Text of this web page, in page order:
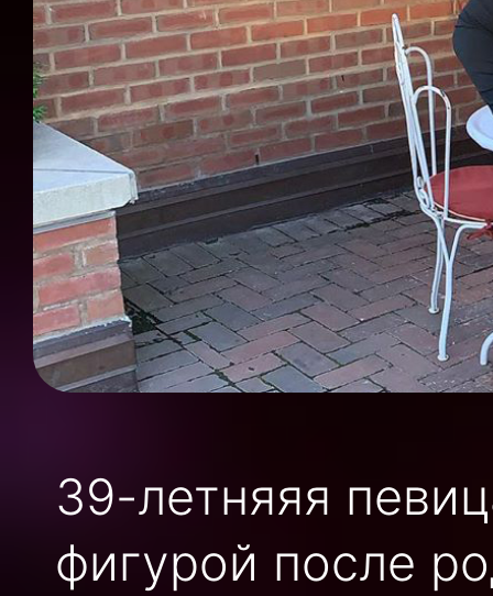
39-летняяя
фигурой после